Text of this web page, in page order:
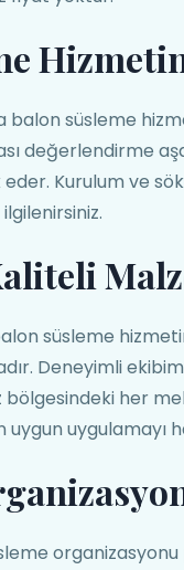
süsleme
değerlendirme
Kurulum ve
süsleme
Deneyimli
her
uygulamayı